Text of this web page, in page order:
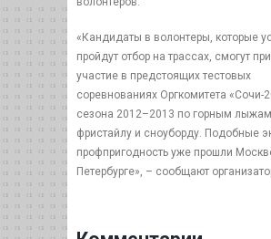
«Кандидаты в волонтеры, которые
пройдут отбор на трассах, смогут
участие в предстоящих тестовых
соревнованиях Оргкомитета «Сочи-
сезона 2012–2013 по горным
фристайлу и сноуборду. Подобные
профпригодность уже прошли
Петербурге», – сообщают